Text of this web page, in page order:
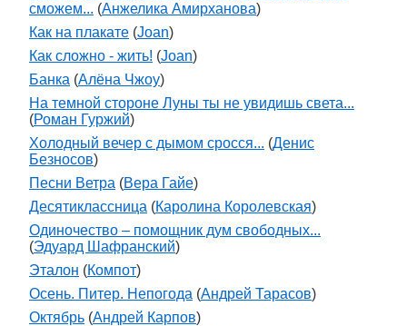
сможем... (Анжелика Амирханова)
Как на плакате (Joan)
Как сложно - жить! (Joan)
Банка (Алёна Чжоу)
На темной стороне Луны ты не увидишь света...
(Роман Гуржий)
Холодный вечер с дымом сросся... (Денис
Безносов)
Песни Ветра (Вера Гайе)
Десятиклассница (Каролина Королевская)
Одиночество – помощник дум свободных...
(Эдуард Шафранский)
Эталон (Компот)
Осень. Питер. Непогода (Андрей Тарасов)
Октябрь (Андрей Карпов)